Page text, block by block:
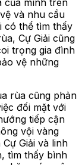
và nhu cầu
có thể tìm thấy
Cự Giải cũng
trọng gia đình
vệ những
rùa cũng phản
đối mặt với
tiếp cận
vội vàng
Giải và linh
tìm thấy bình